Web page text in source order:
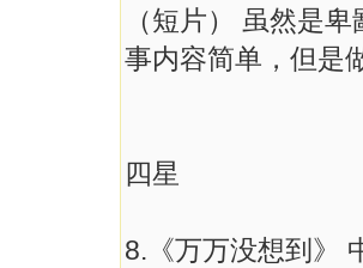
（短片） 虽然是
事内容简单，但是
四星
8.《万万没想到》